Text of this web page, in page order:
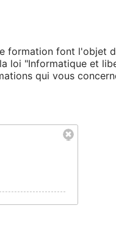
formation font l'objet
loi "Informatique et
qui vous